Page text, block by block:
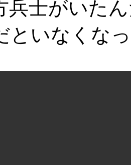
兵士がいた
といなくな